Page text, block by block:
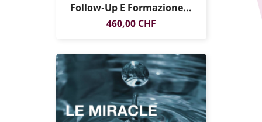
Follow-Up E Formazione...
Prezzo
460,00 CHF